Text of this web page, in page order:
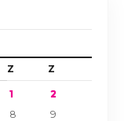
Z Z
1
2
8
9